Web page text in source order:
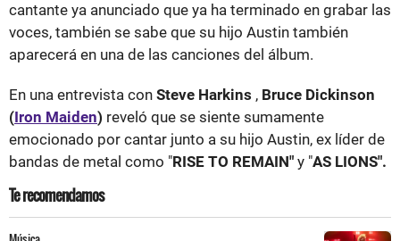
cantante ya anunciado que ya ha terminado en grabar las
voces, también se sabe que su hijo Austin también
aparecerá en una de las canciones del álbum.
En una entrevista con Steve Harkins , Bruce Dickinson
(Iron Maiden) reveló que se siente sumamente
emocionado por cantar junto a su hijo Austin, ex líder de
bandas de metal como "RISE TO REMAIN" y "AS LIONS".
Te recomendamos